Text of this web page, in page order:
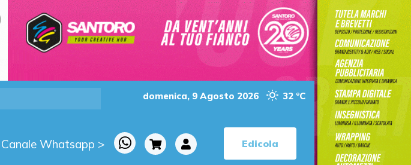
domenica, 9 Agosto 2026 32 °C
Canale Whatsapp > Edicola